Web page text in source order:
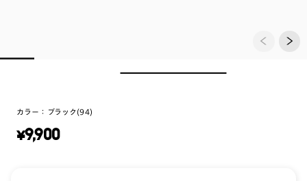
カラー： ブラック(94)
¥9,900